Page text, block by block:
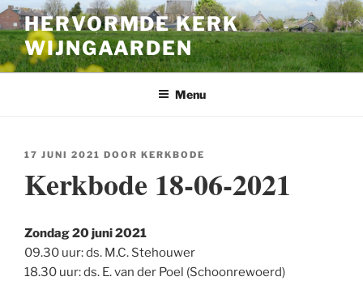
Ga
naar
de
inhoud
HERVORMDE KERK
WIJNGAARDEN
Menu
GEPLAATST
17 JUNI 2021 DOOR KERKBODE
Kerkbode 18-06-2021
Zondag 20 juni 2021
09.30 uur: ds. M.C. Stehouwer
18.30 uur: ds. E. van der Poel (Schoonrewoerd)